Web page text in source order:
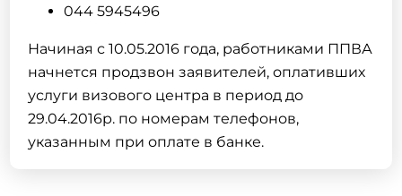
044 5945496
Начиная с 10.05.2016 года, работниками ППВА
начнется продзвон заявителей, оплативших
услуги визового центра в период до
29.04.2016р. по номерам телефонов,
указанным при оплате в банке.